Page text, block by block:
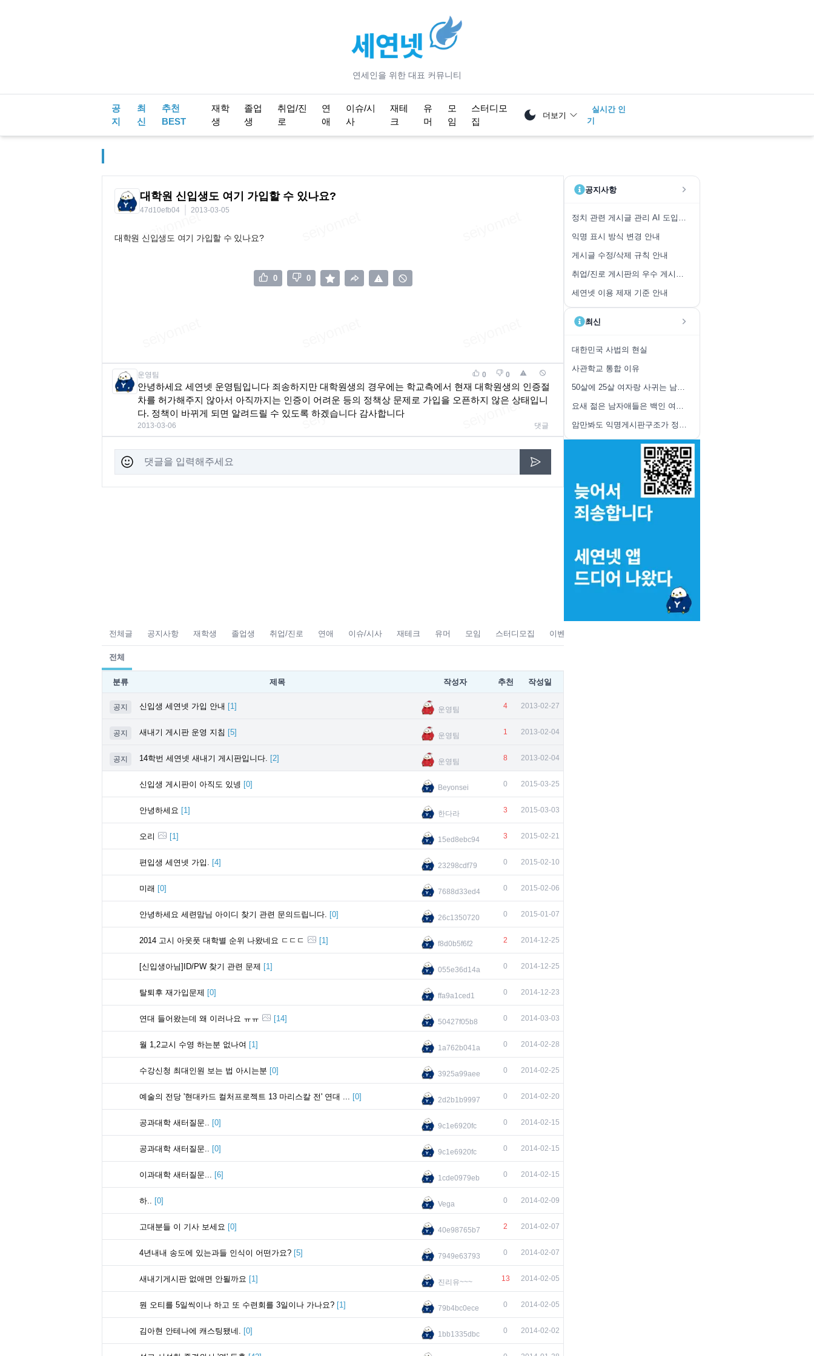
연세인을 위한 대표 커뮤니티
공
지
최
신
추천
BEST
재학
생
졸업
생
취업/진
로
연
애
이슈/시
사
재테
크
유
머
모
임
스터디모
집
더보기
실시간 인
기
대학원 신입생도 여기 가입할 수 있나요?
47d10efb04 2013-03-05
대학원 신입생도 여기 가입할 수 있나요?
0 0
운영팀 0 0
안녕하세요 세연넷 운영팀입니다 죄송하지만 대학원생의 경우에는 학교측에서 현재 대학원생의 인증절
차를 허가해주지 않아서 아직까지는 인증이 어려운 등의 정책상 문제로 가입을 오픈하지 않은 상태입니
다. 정책이 바뀌게 되면 알려드릴 수 있도록 하겠습니다 감사합니다
2013-03-06 댓글
공지사항
정치 관련 게시글 관리 AI 도입 안내
익명 표시 방식 변경 안내
게시글 수정/삭제 규칙 안내
취업/진로 게시판의 우수 게시글 취합 안내
세연넷 이용 제재 기준 안내
최신
대한민국 사법의 현실
사관학교 통합 이유
50살에 25살 여자랑 사귀는 남자가 인생의 승리자다
요새 젊은 남자애들은 백인 여자친구 많이 사귀는것 같더라
암만봐도 익명게시판구조가 정신건강에 안좋다
전체글 공지사항 재학생 졸업생 취업/진로 연애 이슈/시사 재테크 유머 모임 스터디모집 이벤트
전체
분류 제목 작성자 추천 작성일
공지 신입생 세연넷 가입 안내 [1] 운영팀 4 2013-02-27
공지 새내기 게시판 운영 지침 [5] 운영팀 1 2013-02-04
공지 14학번 세연넷 새내기 게시판입니다. [2] 운영팀 8 2013-02-04
신입생 게시판이 아직도 있넹 [0] Beyonsei 0 2015-03-25
안녕하세요 [1] 한다라 3 2015-03-03
오리 [1] 15ed8ebc94 3 2015-02-21
편입생 세연넷 가입. [4] 23298cdf79 0 2015-02-10
미래 [0] 7688d33ed4 0 2015-02-06
안녕하세요 세련맘님 아이디 찾기 관련 문의드립니다. [0] 26c1350720 0 2015-01-07
2014 고시 아웃풋 대학별 순위 나왔네요 ㄷㄷㄷ [1] f8d0b5f6f2 2 2014-12-25
[신입생아님]ID/PW 찾기 관련 문제 [1] 055e36d14a 0 2014-12-25
탈퇴후 재가입문제 [0] ffa9a1ced1 0 2014-12-23
연대 들어왔는데 왜 이러나요 ㅠㅠ [14] 50427f05b8 0 2014-03-03
월 1,2교시 수영 하는분 없나여 [1] 1a762b041a 0 2014-02-28
수강신청 최대인원 보는 법 아시는분 [0] 3925a99aee 0 2014-02-25
예술의 전당 '현대카드 컬처프로젝트 13 마리스칼 전' 연대 ... [0] 2d2b1b9997 0 2014-02-20
공과대학 새터질문.. [0] 9c1e6920fc 0 2014-02-15
공과대학 새터질문.. [0] 9c1e6920fc 0 2014-02-15
이과대학 새터질문... [6] 1cde0979eb 0 2014-02-15
하.. [0] Vega 0 2014-02-09
고대분들 이 기사 보세요 [0] 40e98765b7 2 2014-02-07
4년내내 송도에 있는과들 인식이 어떤가요? [5] 7949e63793 0 2014-02-07
새내기게시판 없애면 안될까요 [1] 진리유~~~ 13 2014-02-05
뭔 오티를 5일씩이나 하고 또 수련회를 3일이나 가나요? [1] 79b4bc0ece 0 2014-02-05
김아현 안테나에 캐스팅됐네. [0] 1bb1335dbc 0 2014-02-02